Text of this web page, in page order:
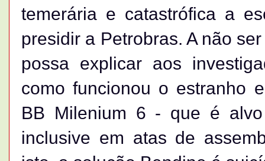
temerária e catastrófica a
presidir a Petrobras. A não
possa explicar aos
como funcionou o estranho
BB Milenium 6 - que é
inclusive em atas de